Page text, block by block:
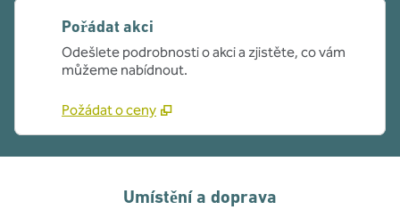
Pořádat akci
Odešlete podrobnosti o akci a zjistěte, co vám
můžeme nabídnout.
Požádat o ceny
Umístění a doprava